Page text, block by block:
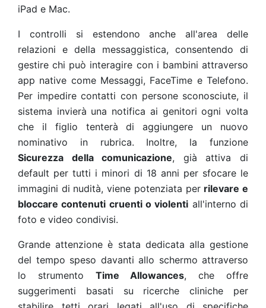
iPad e Mac.
I controlli si estendono anche all'area delle
relazioni e della messaggistica, consentendo di
gestire chi può interagire con i bambini attraverso
app native come Messaggi, FaceTime e Telefono.
Per impedire contatti con persone sconosciute, il
sistema invierà una notifica ai genitori ogni volta
che il figlio tenterà di aggiungere un nuovo
nominativo in rubrica. Inoltre, la funzione
Sicurezza della comunicazione, già attiva di
default per tutti i minori di 18 anni per sfocare le
immagini di nudità, viene potenziata per rilevare e
bloccare contenuti cruenti o violenti all'interno di
foto e video condivisi.
Grande attenzione è stata dedicata alla gestione
del tempo speso davanti allo schermo attraverso
lo strumento Time Allowances, che offre
suggerimenti basati su ricerche cliniche per